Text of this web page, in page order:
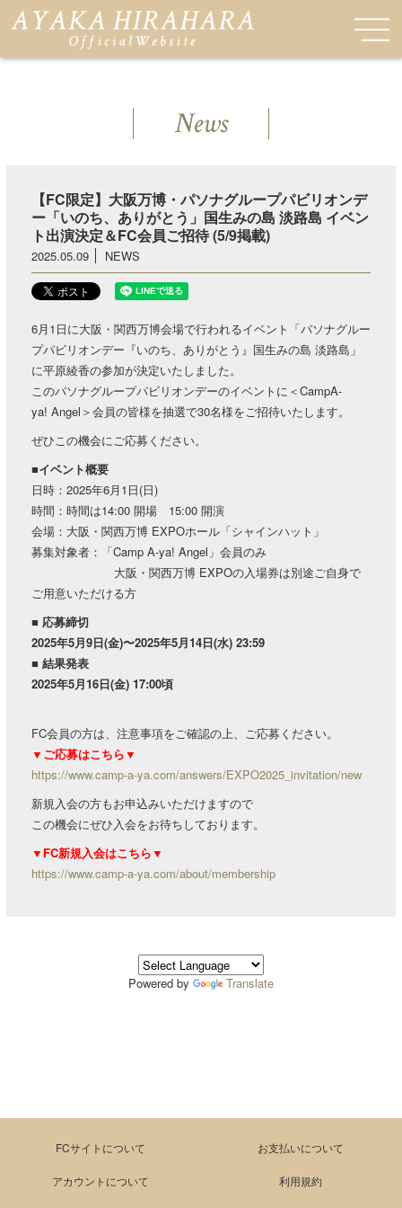
News
【FC限定】大阪万博・パソナグループパビリオンデ
ー「いのち、ありがとう」国生みの島 淡路島 イベン
ト出演決定＆FC会員ご招待 (5/9掲載)
2025.05.09 NEWS
6月1日に大阪・関西万博会場で行われるイベント「パソナグルー
プパビリオンデー『いのち、ありがとう』国生みの島 淡路島」
に平原綾香の参加が決定いたしました。
このパソナグループパビリオンデーのイベントに＜CampA-
ya! Angel＞会員の皆様を抽選で30名様をご招待いたします。
ぜひこの機会にご応募ください。
■イベント概要
日時：2025年6月1日(日)
時間：時間は14:00 開場 15:00 開演
会場：大阪・関西万博 EXPOホール「シャインハット」
募集対象者：「Camp A-ya! Angel」会員のみ
大阪・関西万博 EXPOの入場券は別途ご自身で
ご用意いただける方
■ 応募締切
2025年5月9日(金)〜2025年5月14日(水) 23:59
■ 結果発表
2025年5月16日(金) 17:00頃
FC会員の方は、注意事項をご確認の上、ご応募ください。
▼ご応募はこちら▼​
https://www.camp-a-ya.com/answers/EXPO2025_invitation/new
新規入会の方もお申込みいただけますので
この機会にぜひ入会をお待ちしております。
▼FC新規入会はこちら▼
https://www.camp-a-ya.com/about/membership
Powered by Translate
FCサイトについて お支払いについて
アカウントについて 利用規約